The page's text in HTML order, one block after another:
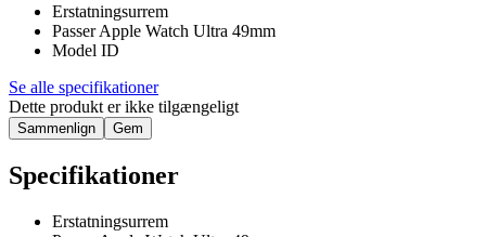
Erstatningsurrem
Passer Apple Watch Ultra 49mm
Model ID
Se alle specifikationer
Dette produkt er ikke tilgængeligt
Sammenlign Gem
Specifikationer
Erstatningsurrem